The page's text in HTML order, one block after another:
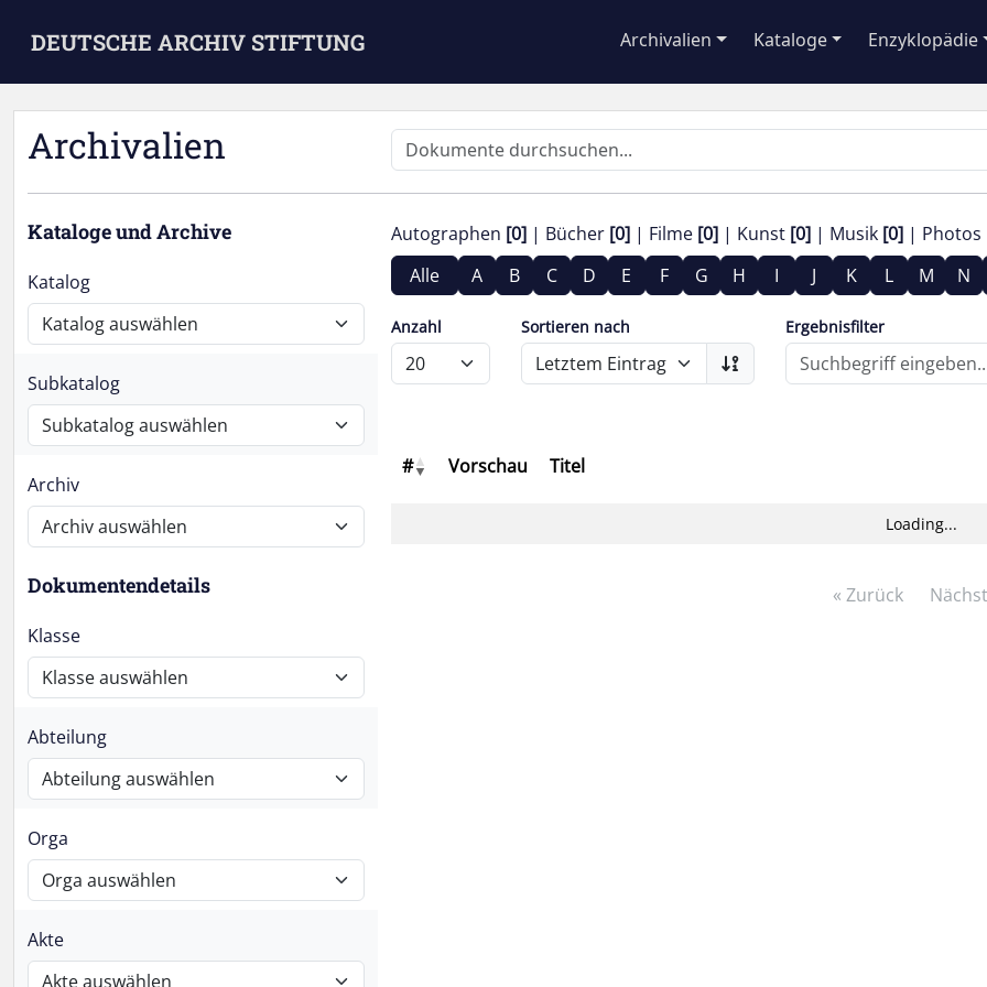
DEUTSCHE ARCHIV STIFTUNG Archivalien Kataloge Enzyklopädie
Archivalien
Kataloge und Archive
Katalog
Subkatalog
Archiv
Dokumentendetails
Klasse
Abteilung
Orga
Akte
Autographen [0] Bücher [0] Filme [0] Kunst [0] Musik [0] Photos
Alle
A B C D E F G H I J K L M N
Anzahl Sortieren nach Ergebnisfilter
# Vorschau Titel
Loading...
« Zurück